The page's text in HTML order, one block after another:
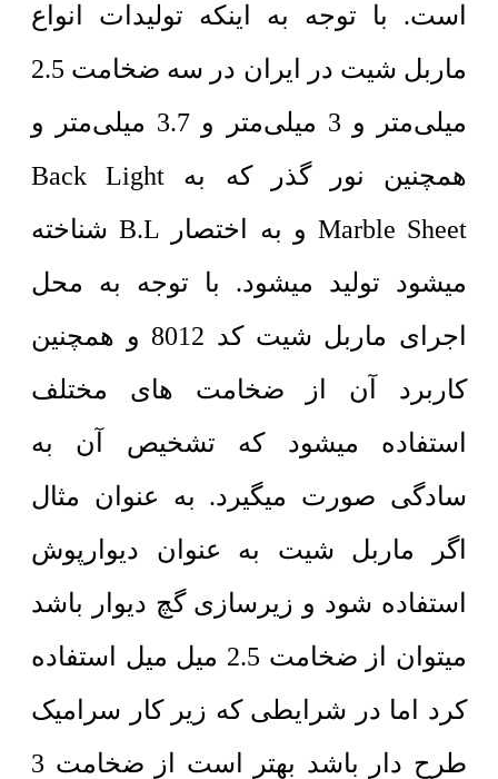
است. با توجه به اینکه تولیدات انواع
ماربل شیت در ایران در سه ضخامت 2.5
میلی‌متر و 3 میلی‌متر و 3.7 میلی‌متر و
همچنین نور گذر که به Back Light
Marble Sheet و به اختصار B.L شناخته
میشود تولید میشود. با توجه به محل
اجرای ماربل شیت کد 8012 و همچنین
کاربرد آن از ضخامت های مختلف
استفاده میشود که تشخیص آن به
سادگی صورت میگیرد. به عنوان مثال
اگر ماربل شیت به عنوان دیوارپوش
استفاده شود و زیرسازی گچ دیوار باشد
میتوان از ضخامت 2.5 میل میل استفاده
کرد اما در شرایطی که زیر کار سرامیک
طرح دار باشد بهتر است از ضخامت 3